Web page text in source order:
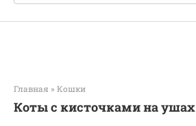
Главная » Кошки
Коты с кисточками на ушах